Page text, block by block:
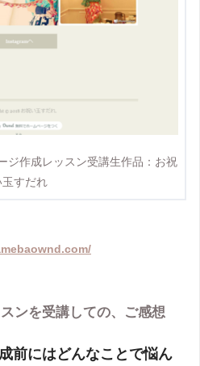
ジ作成レッスン受講生作品：お祝
玉すだれ
ンを受講しての、ご感想
前にはどんなことで悩ん